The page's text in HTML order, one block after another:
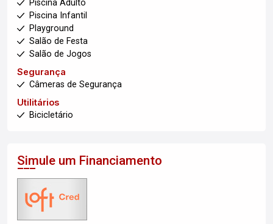
Piscina Adulto
Piscina Infantil
Playground
Salão de Festa
Salão de Jogos
Segurança
Câmeras de Segurança
Utilitários
Bicicletário
Simule um Financiamento